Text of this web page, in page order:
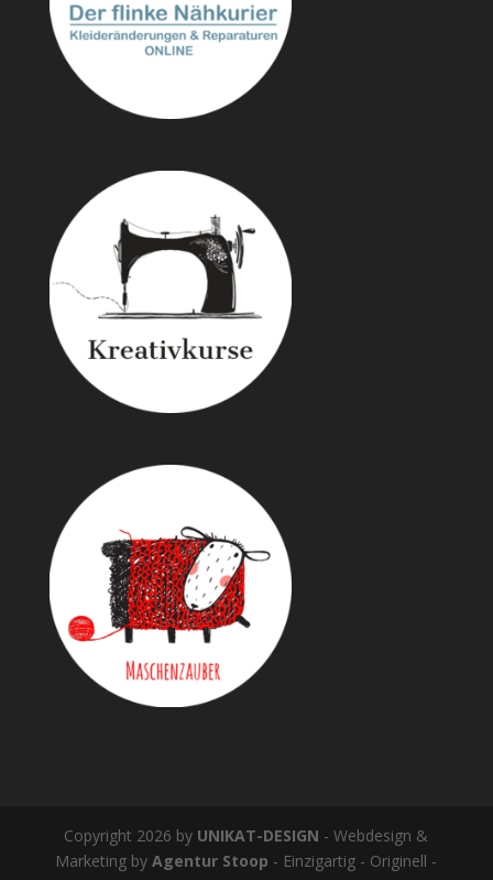
Copyright 2026 by UNIKAT-DESIGN - Webdesign &
Marketing byAgentur Stoop - Einzigartig - Originell -